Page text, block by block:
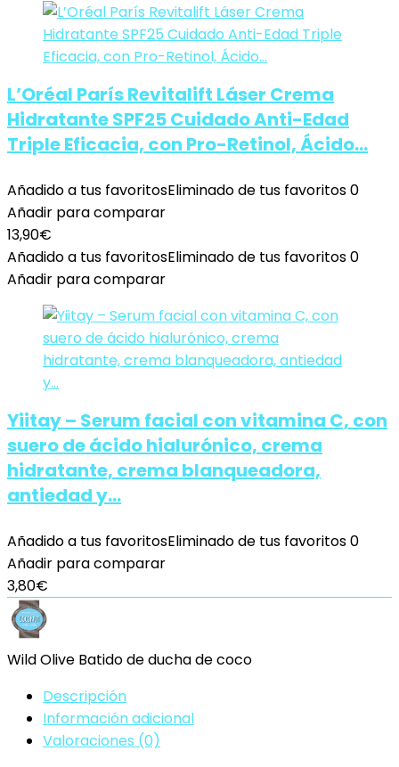
L’Oréal París Revitalift Láser Crema
Hidratante SPF25 Cuidado Anti-Edad
Triple Eficacia, con Pro-Retinol, Ácido…
Añadido a tus favoritosEliminado de tus favoritos0
Añadir para comparar
13,90€
Añadido a tus favoritosEliminado de tus favoritos0
Añadir para comparar
Yiitay – Serum facial con vitamina C, con
suero de ácido hialurónico, crema
hidratante, crema blanqueadora,
antiedad y…
Añadido a tus favoritosEliminado de tus favoritos0
Añadir para comparar
3,80€
Wild Olive Batido de ducha de coco
Descripción
Información adicional
Valoraciones (0)